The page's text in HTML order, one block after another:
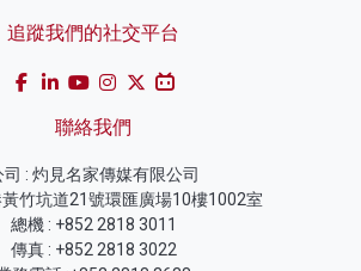
追蹤我們的社交平台
聯絡我們
司 : 灼見名家傳媒有限公司
黃竹坑道21號環匯廣場10樓1002室
總機 : +852 2818 3011
傳真 : +852 2818 3022